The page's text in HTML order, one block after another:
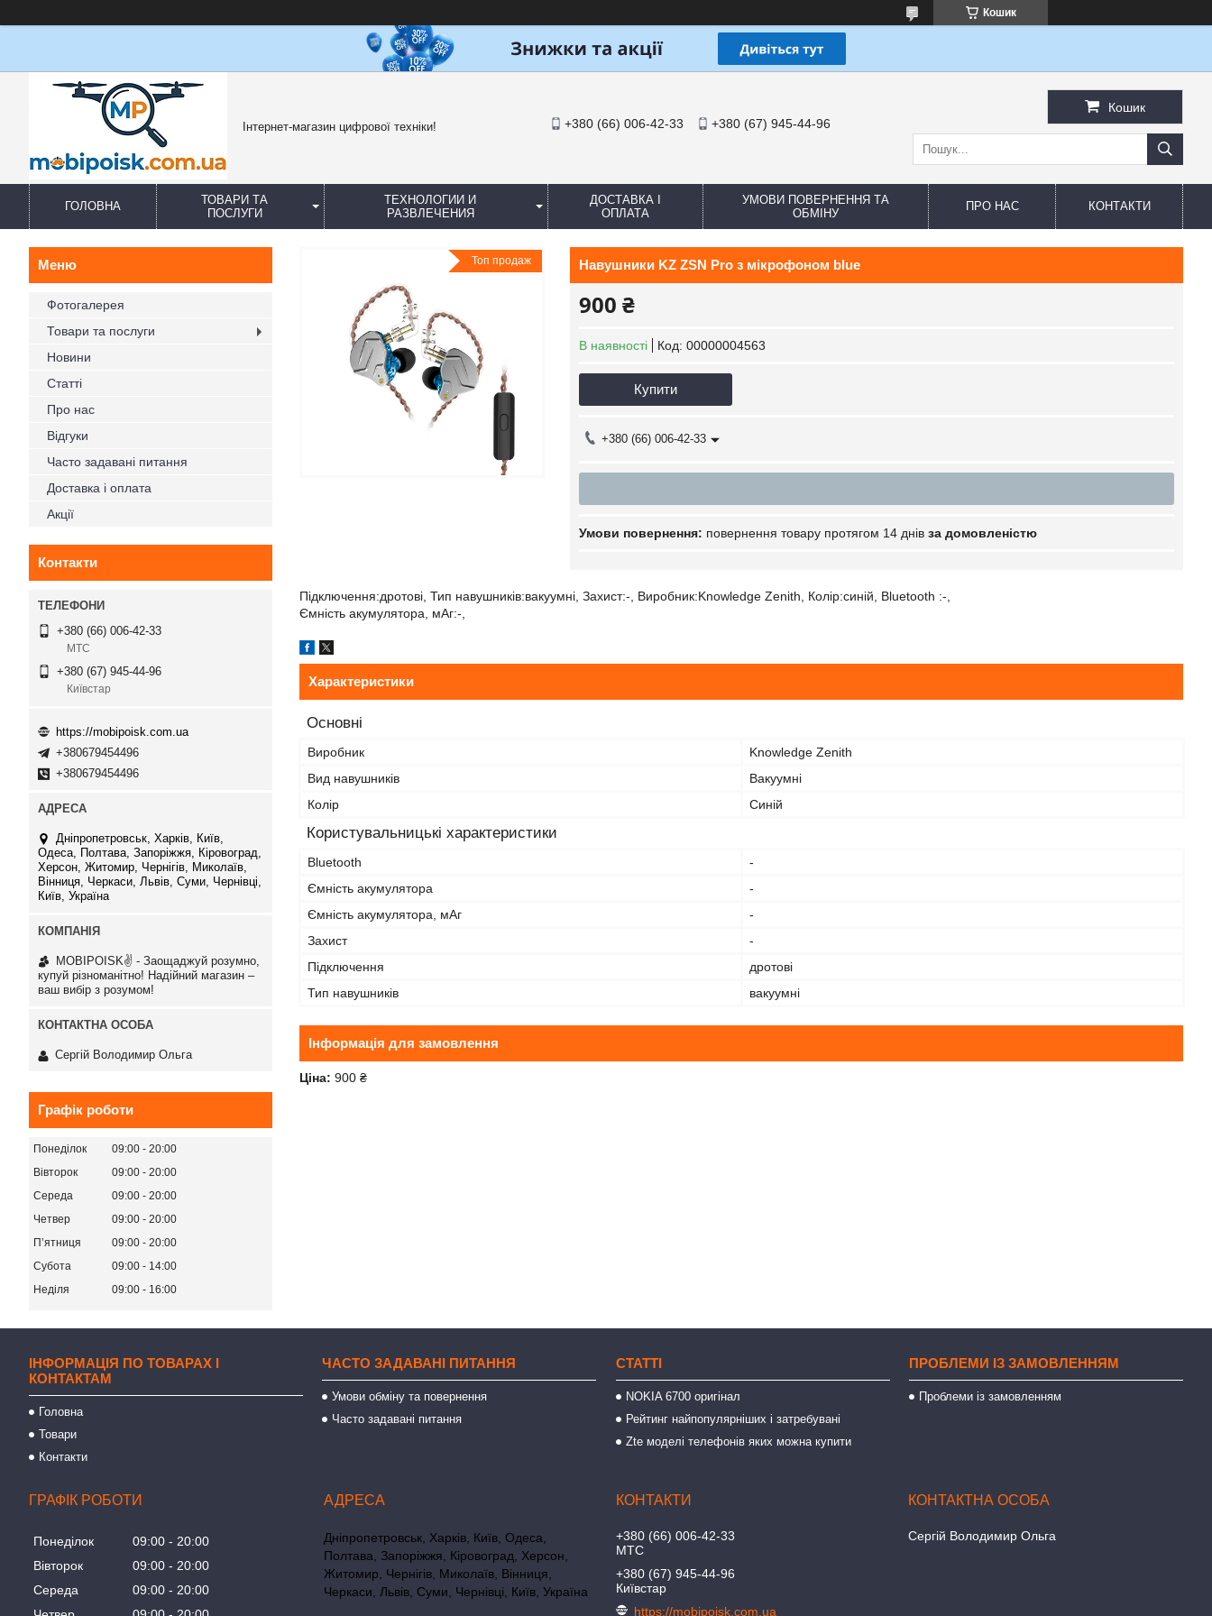
Кошик
Інтернет-магазин цифрової техніки! +380 (66) 006-42-33 +380 (67) 945-44-96
Кошик
ГОЛОВНА
ТОВАРИ ТА
ПОСЛУГИ
ТЕХНОЛОГИИ И
РАЗВЛЕЧЕНИЯ
ДОСТАВКА І
ОПЛАТА
УМОВИ ПОВЕРНЕННЯ ТА
ОБМІНУ
ПРО НАС КОНТАКТИ
Топ продаж Навушники KZ ZSN Pro з мікрофоном blue
900 ₴
В наявності Код: 00000004563
Купити
+380 (66) 006-42-33
повернення товару протягом 14 днів за домовленістю
Підключення:дротові, Тип навушників:вакуумні, Захист:-, Виробник:Knowledge Zenith, Колір:синій, Bluetooth :-,
Ємність акумулятора, мАг:-,
Характеристики
Основні
Виробник
Knowledge Zenith
Вид навушників
Вакуумні
Колір
Синій
Користувальницькі характеристики
Bluetooth
-
Ємність акумулятора
-
Ємність акумулятора, мАг
-
Захист
-
Підключення
дротові
Тип навушників
вакуумні
Інформація для замовлення
Ціна: 900 ₴
Фотогалерея
Товари та послуги
Новини
Статті
Про нас
Відгуки
Часто задавані питання
Доставка і оплата
Акції
Контакти
+380 (66) 006-42-33
МТС
+380 (67) 945-44-96
Київстар
https://mobipoisk.com.ua
+380679454496
+380679454496
Дніпропетровськ, Харків, Київ,
Одеса, Полтава, Запоріжжя, Кіровоград,
Херсон, Житомир, Чернігів, Миколаїв,
Вінниця, Черкаси, Львів, Суми, Чернівці,
Київ, Україна
MOBIPOISK✌ - Заощаджуй розумно,
купуй різноманітно! Надійний магазин –
ваш вибір з розумом!
Сергій Володимир Ольга
Графік роботи
Понеділок 09:00
20:00
Вівторок
09:00
20:00
Середа
09:00
20:00
Четвер
09:00
20:00
Пʼятниця
09:00
20:00
Субота
09:00
14:00
Неділя
09:00 16:00
ІНФОРМАЦІЯ ПО ТОВАРАХ І
КОНТАКТАМ
Головна
Товари
Контакти
ЧАСТО ЗАДАВАНІ ПИТАННЯ
Умови обміну та повернення
Часто задавані питання
СТАТТІ
NOKIA 6700 оригінал
Рейтинг найпопулярніших і затребувані
Zte моделі телефонів яких можна купити
ПРОБЛЕМИ ІЗ ЗАМОВЛЕННЯМ
Проблеми із замовленням
ГРАФІК РОБОТИ
Понеділок 09:00
20:00
Вівторок
09:00
20:00
Середа
09:00
20:00
Дніпропетровськ, Харків, Київ, Одеса,
Полтава, Запоріжжя, Кіровоград, Херсон,
Житомир, Чернігів, Миколаїв, Вінниця,
Черкаси, Львів, Суми, Чернівці, Київ, Україна
+380 (66) 006-42-33
МТС
+380 (67) 945-44-96
Київстар
https://mobipoisk.com.ua
Сергій Володимир Ольга